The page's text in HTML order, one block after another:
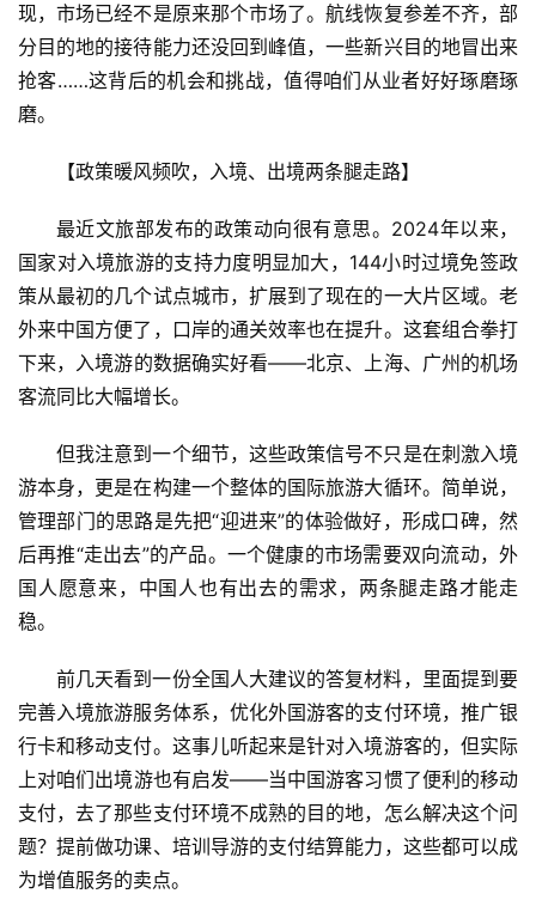
现，市场已经不是原来那个市场了。航线恢复参差不齐，部
分目的地的接待能力还没回到峰值，一些新兴目的地冒出来
抢客……这背后的机会和挑战，值得咱们从业者好好琢磨琢
磨。
【政策暖风频吹，入境、出境两条腿走路】
最近文旅部发布的政策动向很有意思。2024年以来，
国家对入境旅游的支持力度明显加大，144小时过境免签政
策从最初的几个试点城市，扩展到了现在的一大片区域。老
外来中国方便了，口岸的通关效率也在提升。这套组合拳打
下来，入境游的数据确实好看——北京、上海、广州的机场
客流同比大幅增长。
但我注意到一个细节，这些政策信号不只是在刺激入境
游本身，更是在构建一个整体的国际旅游大循环。简单说，
管理部门的思路是先把“迎进来”的体验做好，形成口碑，然
后再推“走出去”的产品。一个健康的市场需要双向流动，外
国人愿意来，中国人也有出去的需求，两条腿走路才能走
稳。
前几天看到一份全国人大建议的答复材料，里面提到要
完善入境旅游服务体系，优化外国游客的支付环境，推广银
行卡和移动支付。这事儿听起来是针对入境游客的，但实际
上对咱们出境游也有启发——当中国游客习惯了便利的移动
支付，去了那些支付环境不成熟的目的地，怎么解决这个问
题？提前做功课、培训导游的支付结算能力，这些都可以成
为增值服务的卖点。